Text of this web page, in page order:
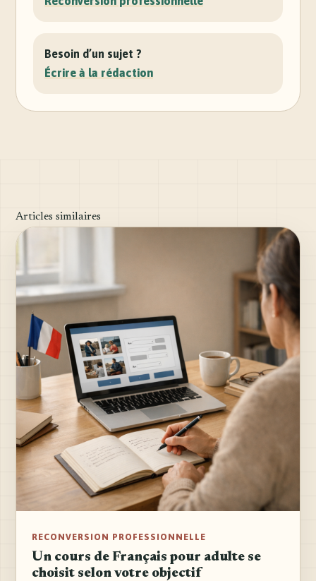
Besoin d’un sujet ?
Écrire à la rédaction
Articles similaires
RECONVERSION PROFESSIONNELLE
Un cours de Français pour adulte se
choisit selon votre objectif